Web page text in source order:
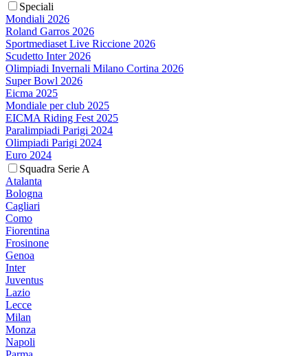
Speciali
Mondiali 2026
Roland Garros 2026
Sportmediaset Live Riccione 2026
Scudetto Inter 2026
Olimpiadi Invernali Milano Cortina 2026
Super Bowl 2026
Eicma 2025
Mondiale per club 2025
EICMA Riding Fest 2025
Paralimpiadi Parigi 2024
Olimpiadi Parigi 2024
Euro 2024
Squadra Serie A
Atalanta
Bologna
Cagliari
Como
Fiorentina
Frosinone
Genoa
Inter
Juventus
Lazio
Lecce
Milan
Monza
Napoli